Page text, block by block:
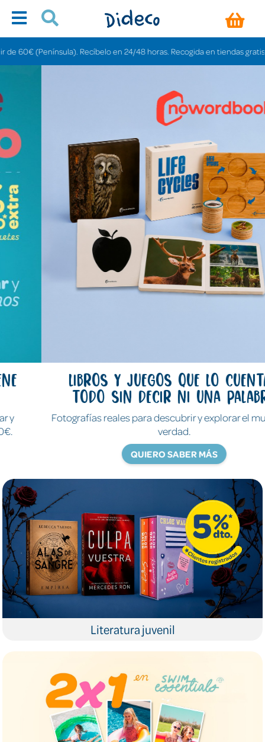
Recíbelo en 24/48 horas. Recogida en tiendas gratis en 3-6 días.
Libros y juegos que lo cuentan
todo sin decir ni una palabra
Fotografías reales para descubrir y explorar el mundo de
QUIERO SABER MÁS
Literatura juvenil